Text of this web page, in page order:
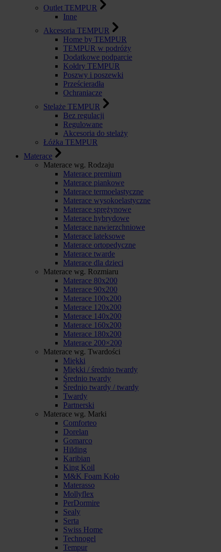
Outlet TEMPUR
Inne
Akcesoria TEMPUR
Home by TEMPUR
TEMPUR w podróży
Dodatkowe podparcie
Kołdry TEMPUR
Poszwy i poszewki
Prześcieradła
Ochraniacze
Stelaże TEMPUR
Bez regulacji
Regulowane
Akcesoria do stelaży
Łóżka TEMPUR
Materace
Materace wg. Rodzaju
Materace premium
Materace piankowe
Materace termoelastyczne
Materace wysokoelastyczne
Materace sprężynowe
Materace hybrydowe
Materace nawierzchniowe
Materace lateksowe
Materace ortopedyczne
Materace twarde
Materace dla dzieci
Materace wg. Rozmiaru
Materace 80x200
Materace 90x200
Materace 100x200
Materace 120x200
Materace 140x200
Materace 160x200
Materace 180x200
Materace 200×200
Materace wg. Twardości
Miękki
Miękki / średnio twardy
Średnio twardy
Średnio twardy / twardy
Twardy
Partnerski
Materace wg. Marki
Comforteo
Dorelan
Gomarco
Hilding
Karibian
King Koil
M&K Foam Koło
Materasso
Mollyflex
PerDormire
Sealy
Serta
Swiss Home
Technogel
Tempur